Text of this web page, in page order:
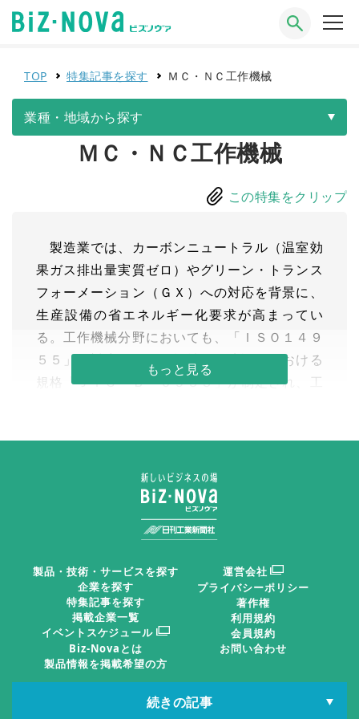
TOP 特集記事を探す ＭＣ・ＮＣ工作機械
業種・地域から探す
続きの記事
ＭＣ・ＮＣ工作機械
この特集をクリップ
製造業では、カーボンニュートラル（温室効
果ガス排出量実質ゼロ）やグリーン・トランス
フォーメーション（ＧＸ）への対応を背景に、
生産設備の省エネルギー化要求が高まってい
る。工作機械分野においても、「ＩＳＯ１４９
５５」に対応した工作機械の環境評価における
規格「ＪＩＳ Ｂ ０９５５」が制定され、工
日刊工業新聞2026年05月22日 掲載
省エネ化を実現する工具経路生成
【執筆】金沢工業大学 工学部 先進機械システム工学科
教授 林 晃生
軸運動のエネルギーロスに着目
従来、工作機械の省エネ化では、クーラントなど周辺
製品・技術・サービスを探す
企業を探す
特集記事を探す
掲載企業一覧
イベントスケジュール
Biz-Novaとは
製品情報を掲載希望の方
運営会社
プライバシーポリシー
著作権
利用規約
会員規約
お問い合わせ
日刊工IDポータル